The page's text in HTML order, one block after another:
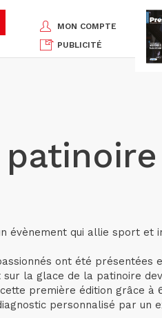
MON COMPTE
PUBLICITÉ
évènement qui allie sport et
ont été présentées
la glace de la patinoire
première édition grâce à
personnalisé par un